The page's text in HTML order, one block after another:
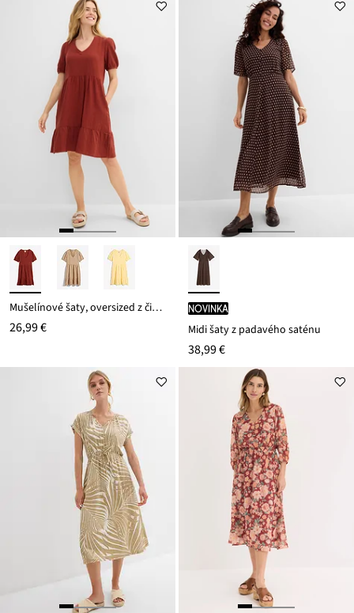
Mušelínové šaty, oversized z čistej bavlny
26,99 €
novinka
Midi šaty z padavého saténu
38,99 €